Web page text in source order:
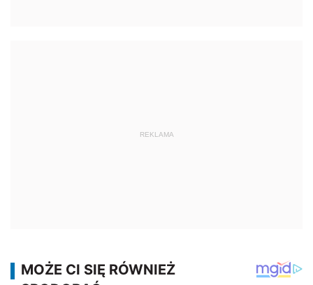
REKLAMA